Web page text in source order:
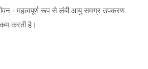
- महत्वपूर्ण रूप से लंबी आयु समग्र उपकरण
करती है।